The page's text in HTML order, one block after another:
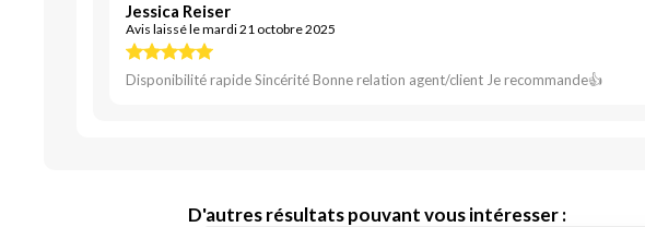
Jessica Reiser
Avis laissé le mardi 21 octobre 2025
Disponibilité rapide Sincérité Bonne relation agent/client Je recommande👍
D'autres résultats pouvant vous intéresser :